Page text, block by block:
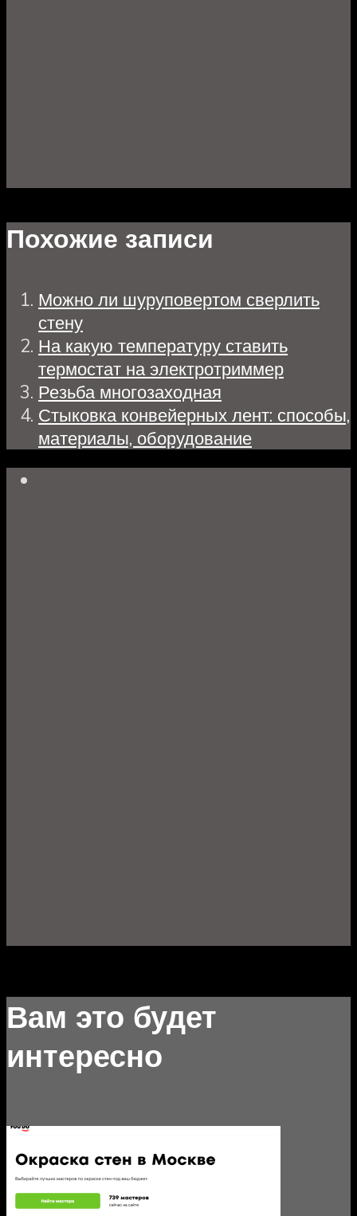
Похожие записи
Можно ли шуруповертом сверлить
стену
На какую температуру ставить
термостат на электротриммер
Резьба многозаходная
Стыковка конвейерных лент: способы,
материалы, оборудование
Вам это будет
интересно